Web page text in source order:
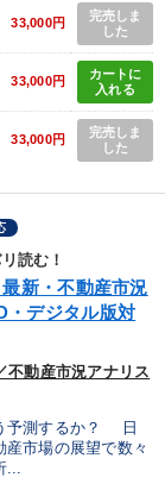
33,000円
完売しま
した
33,000円
カートに
入れる
33,000円
完売しま
した
読む！
新・不動産市況
・デジタル版対
不動産市況アナリス
予測するか？ 日
市場の展望で数々
...